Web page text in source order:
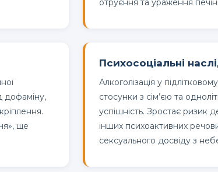
отруєння та ураження
дофаміну,
ще
Психосоціальні
Алкоголізація у
стосунки з сім’єю та
успішність. Зростає ризик
інших психоактивних
сексуального досвіду з